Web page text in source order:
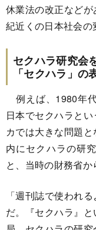
休業法の改正など
紀近くの日本社会の
セクハラ研究会
「セクハラ」の
例えば、1980年
日本でセクハラと
カでは大きな問題
内にセクハラの研
と、当時の財務省か
「週刊誌で使われ
だ。『セクハラ』